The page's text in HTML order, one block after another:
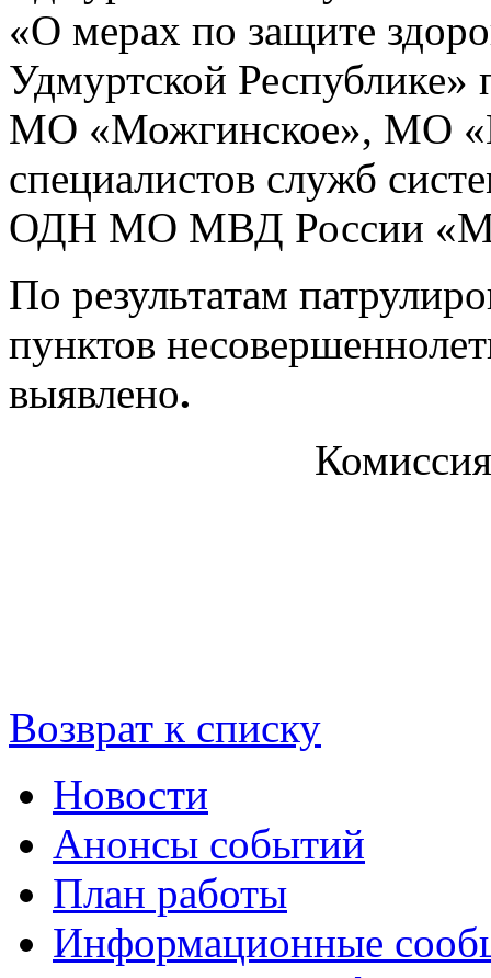
«О мерах по защите
Удмуртской Республике»
МО «Можгинское», МО
специалистов служб
ОДН МО МВД России
По результатам
пунктов
выявлено.
Возврат к списку
Новости
Анонсы событий
План работы
Информационные